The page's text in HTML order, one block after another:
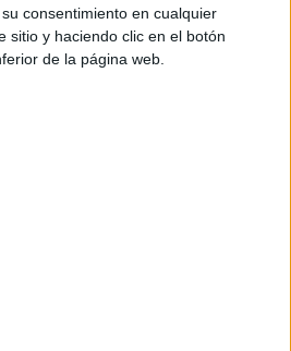
consentimiento en cualquier
sitio y haciendo clic en el botón
de la página web.